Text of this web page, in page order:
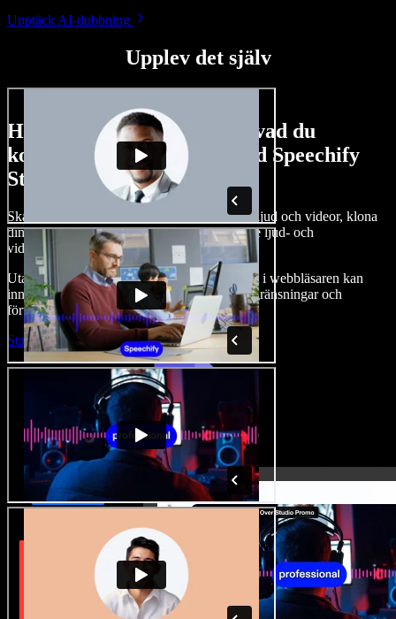
Upptäck AI-dubbning
Upplev det själv
Här är en liten försmak av vad du
kommer att kunna göra med Speechify
Studio.
Skapa voiceovers, lägg till royaltyfria bilder, ljud och videor, klona
din röst och sätt ihop kompletta, imponerande ljud- och
videoprojekt.
Utan inlärningskurva och med allt tillgängligt i webbläsaren kan
innehållsskapare kasta av sig traditionella begränsningar och
förverkliga alla sina kreativa idéer.
Starta Studio